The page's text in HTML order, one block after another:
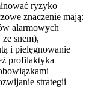
ryzyko
znaczenie mają:
alarmowych
snem),
i pielęgnowanie
profilaktyka
strategii